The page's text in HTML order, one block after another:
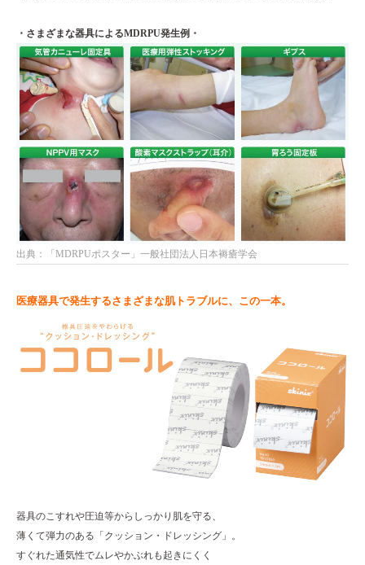
・さまざまな器具によるMDRPU発生例・
出典：「MDRPUポスター」一般社団法人日本褥瘡学会
医療器具で発生するさまざまな肌トラブルに、この一本。
器具のこすれや圧迫等からしっかり肌を守る、
薄くて弾力のある「クッション・ドレッシング」。
すぐれた通気性でムレやかぶれも起きにくく